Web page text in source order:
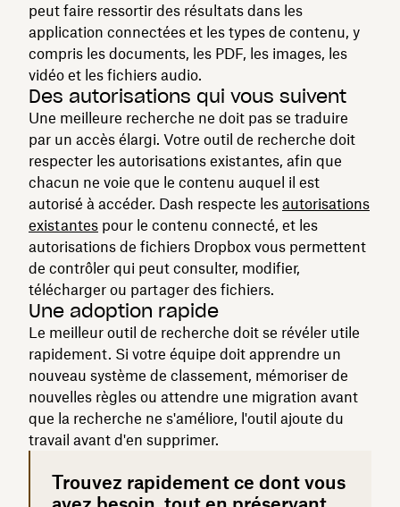
peut faire ressortir des résultats dans les
application connectées et les types de contenu, y
compris les documents, les PDF, les images, les
vidéo et les fichiers audio.
Des autorisations qui vous suivent
Une meilleure recherche ne doit pas se traduire
par un accès élargi. Votre outil de recherche doit
respecter les autorisations existantes, afin que
chacun ne voie que le contenu auquel il est
autorisé à accéder. Dash respecte les autorisations
existantes pour le contenu connecté, et les
autorisations de fichiers Dropbox vous permettent
de contrôler qui peut consulter, modifier,
télécharger ou partager des fichiers.
Une adoption rapide
Le meilleur outil de recherche doit se révéler utile
rapidement. Si votre équipe doit apprendre un
nouveau système de classement, mémoriser de
nouvelles règles ou attendre une migration avant
que la recherche ne s'améliore, l'outil ajoute du
travail avant d'en supprimer.
Trouvez rapidement ce dont vous